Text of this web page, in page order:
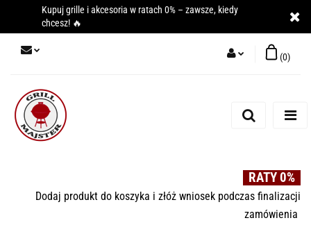
Kupuj grille i akcesoria w ratach 0% – zawsze, kiedy
chcesz! 🔥
Zarejestruj się
(0)
RATY 0%
Dodaj produkt do koszyka i złóż wniosek podczas finalizacji
zamówienia